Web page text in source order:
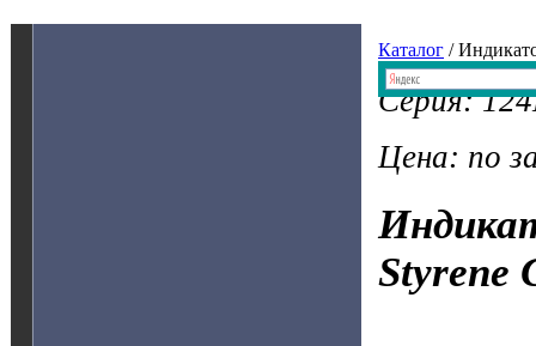
Каталог /
Серия:
Цена: по
Styrene